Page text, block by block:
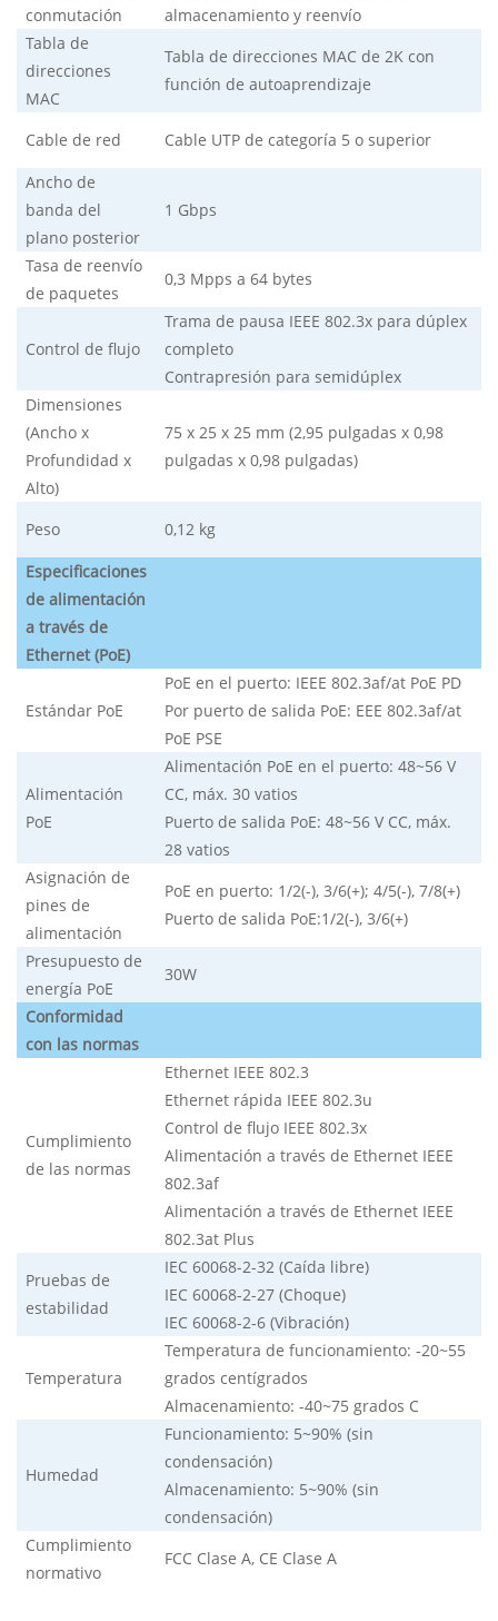
conmutación
almacenamiento y reenvío
Tabla de
direcciones
MAC
Tabla de direcciones MAC de 2K con
función de autoaprendizaje
Cable de red
Cable UTP de categoría 5 o superior
Ancho de
banda del
plano posterior
1 Gbps
Tasa de reenvío
de paquetes
0,3 Mpps a 64 bytes
Control de flujo
Trama de pausa IEEE 802.3x para dúplex
completo
Contrapresión para semidúplex
Dimensiones
(Ancho x
Profundidad x
Alto)
75 x 25 x 25 mm (2,95 pulgadas x 0,98
pulgadas x 0,98 pulgadas)
Peso
0,12 kg
Especificaciones
de alimentación
a través de
Ethernet (PoE)
Estándar PoE
PoE en el puerto: IEEE 802.3af/at PoE PD
Por puerto de salida PoE: EEE 802.3af/at
PoE PSE
Alimentación
PoE
Alimentación PoE en el puerto: 48~56 V
CC, máx. 30 vatios
Puerto de salida PoE: 48~56 V CC, máx.
28 vatios
Asignación de
pines de
alimentación
PoE en puerto: 1/2(-), 3/6(+); 4/5(-), 7/8(+)
Puerto de salida PoE:1/2(-), 3/6(+)
Presupuesto de
energía PoE
30W
Conformidad
con las normas
Cumplimiento
de las normas
Ethernet IEEE 802.3
Ethernet rápida IEEE 802.3u
Control de flujo IEEE 802.3x
Alimentación a través de Ethernet IEEE
802.3af
Alimentación a través de Ethernet IEEE
802.3at Plus
Pruebas de
estabilidad
IEC 60068-2-32 (Caída libre)
IEC 60068-2-27 (Choque)
IEC 60068-2-6 (Vibración)
Temperatura
Temperatura de funcionamiento: -20~55
grados centígrados
Almacenamiento: -40~75 grados C
Humedad
Funcionamiento: 5~90% (sin
condensación)
Almacenamiento: 5~90% (sin
condensación)
Cumplimiento
normativo
FCC Clase A, CE Clase A